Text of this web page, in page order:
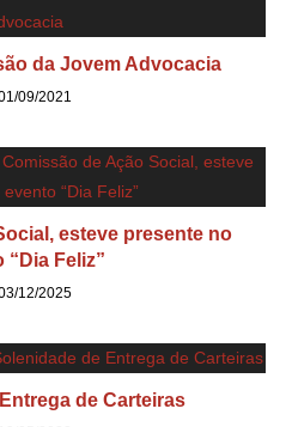
da Jovem Advocacia
09/2021
esteve presente no
“Dia Feliz”
12/2025
de Carteiras